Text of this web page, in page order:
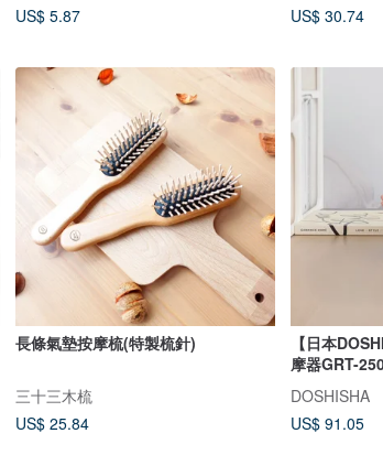
US$ 5.87
US$ 30.74
長條氣墊按摩梳(特製梳針)
三十三木梳
US$ 25.84
【日本
摩器GRT-
DOSHISHA
US$ 91.05